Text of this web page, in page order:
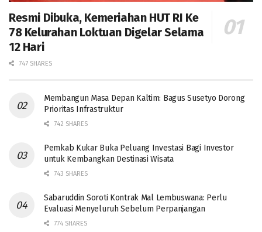
Resmi Dibuka, Kemeriahan HUT RI Ke
78 Kelurahan Loktuan Digelar Selama
12 Hari
747 SHARES
Membangun Masa Depan Kaltim: Bagus Susetyo Dorong
Prioritas Infrastruktur
742 SHARES
Pemkab Kukar Buka Peluang Investasi Bagi Investor
untuk Kembangkan Destinasi Wisata
743 SHARES
Sabaruddin Soroti Kontrak Mal Lembuswana: Perlu
Evaluasi Menyeluruh Sebelum Perpanjangan
774 SHARES